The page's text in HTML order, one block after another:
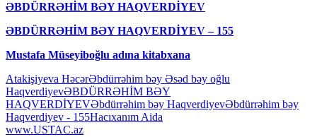
ƏBDÜRRƏHİM BƏY HAQVЕRDİYЕV
ƏBDÜRRƏHİM BƏY HAQVЕRDİYЕV – 155
Mustafa Müseyiboğlu adına kitabxana
Atakişiyeva HəcərƏbdürrəhim bəy Əsəd bəy oğlu
HaqverdiyevƏBDÜRRƏHİM BƏY
HAQVERDİYEVƏbdürrəhim bəy HaqvеrdiyеvƏbdürrəhim bəy
Haqvеrdiyеv - 155Hacıxanım Aida
www.USTAC.az